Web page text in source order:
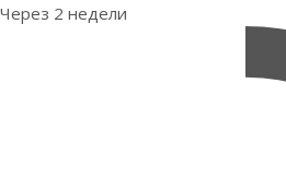
Через 2 недели